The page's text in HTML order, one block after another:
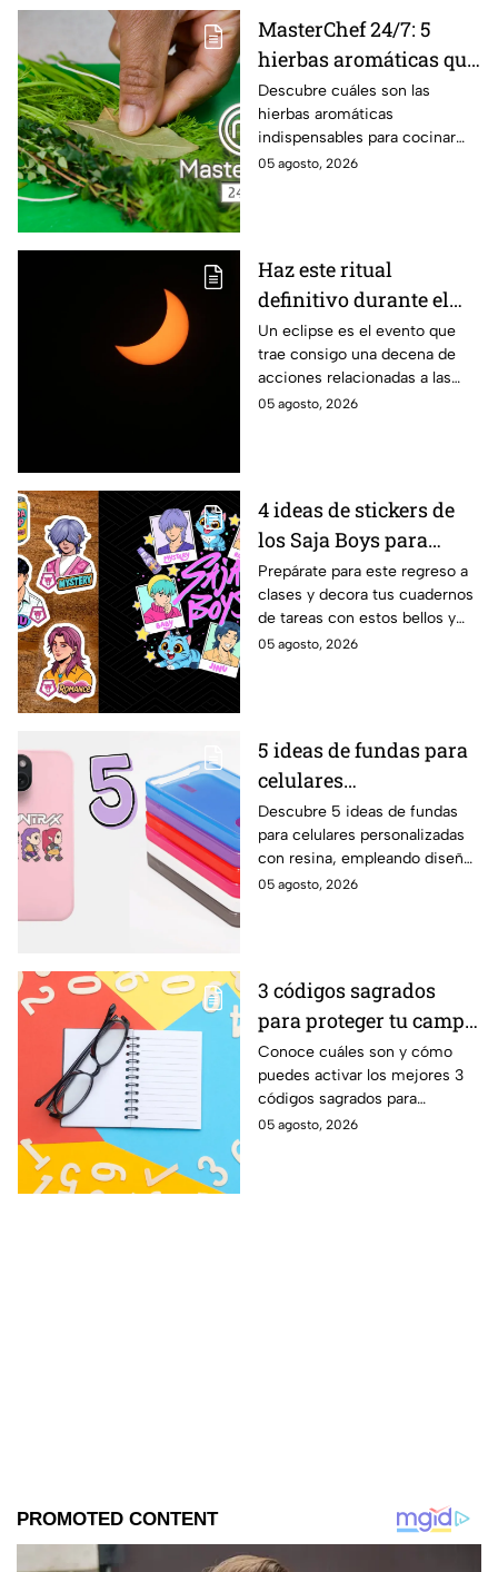
MasterChef 24/7: 5
hierbas aromáticas que
no pueden faltar en tu
cocina para dar más
sabor a tus platillos
Descubre cuáles son las
hierbas aromáticas
indispensables para cocinar
como en MasterChef 24/7.
05 agosto, 2026
Haz este ritual
definitivo durante el
eclipse de agosto para
encontrar el amor
Un eclipse es el evento que
trae consigo una decena de
acciones relacionadas a las
energías. Por eso se anima a
05 agosto, 2026
4 ideas de stickers de
los Saja Boys para
forrar libretas de tareas
para este regreso a
clases
Prepárate para este regreso a
clases y decora tus cuadernos
de tareas con estos bellos y
divertidos stickers de los Saja
05 agosto, 2026
5 ideas de fundas para
celulares
personalizadas con
resina de las KPop
Demon Hunters
Descubre 5 ideas de fundas
para celulares personalizadas
con resina, empleando diseños
de las KPop Demon Hunters
05 agosto, 2026
3 códigos sagrados
para proteger tu campo
energético de personas
envidiosas
Conoce cuáles son y cómo
puedes activar los mejores 3
códigos sagrados para
proteger tu campo energético
05 agosto, 2026